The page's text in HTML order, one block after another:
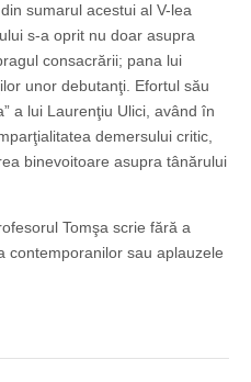
sumarul acestui al V-lea
s-a oprit nu doar asupra
consacrării; pana lui
unor debutanţi. Efortul său
a lui Laurenţiu Ulici, având în
demersului critic,
binevoitoare asupra tânărului
Tomşa scrie fără a
contemporanilor sau aplauzele